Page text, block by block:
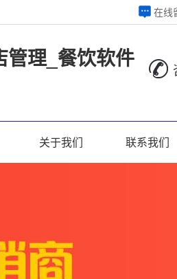
在线
管理_餐饮软件
关于我们 联系我们